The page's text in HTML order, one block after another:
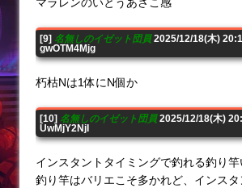
マラレンのいとうあさこ感
[9] 名無しのイゼット団員2025/12/18(木)
gwOTM4Mjg
朽枯Nは1体にN個か
[10] 名無しのイゼット団員2025/12/18(木)
UwMjY2NjI
インスタントタイミングで釣れる釣り竿
釣り竿はバリエこそ多かれど、インス